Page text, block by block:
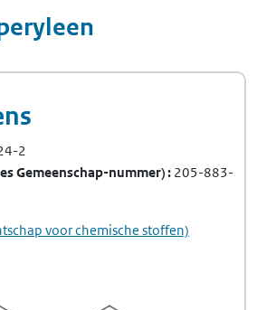
2
Gemeenschap-nummer) 205-883-
voor chemische stoffen)
in een nieuw tabblad)